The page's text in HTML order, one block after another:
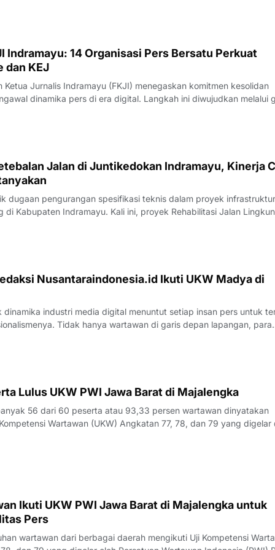
Indramayu: 14 Organisasi Pers Bersatu Perkuat
dan KEJ
Ketua Jurnalis Indramayu (FKJI) menegaskan komitmen kesolidan
dinamika pers di era digital. Langkah ini diwujudkan melalui
bertempat di Rumah Makan Payoe, Jalan Olahraga, Indramayu,
Jalan di Juntikedokan Indramayu, Kinerja
dugaan pengurangan spesifikasi teknis dalam proyek
di Kabupaten Indramayu. Kali ini, proyek Rehabilitasi Jalan
Kecamatan Juntinyuat, berada di bawah sorotan tajam lantaran
Nusantaraindonesia.id Ikuti UKW Madya di
dinamika industri media digital menuntut setiap insan pers untuk
Tidak hanya wartawan di garis depan lapangan, para
merasa perlu kembali bercermin dan menguji kapasitas diri demi
Lulus UKW PWI Jawa Barat di Majalengka
56 dari 60 peserta atau 93,33 persen wartawan dinyatakan
Wartawan (UKW) Angkatan 77, 78, dan 79 yang digelar
Juli 2026.Penguji UKW, Rita, menyampaikan hasil evaluasi akhir
Ikuti UKW PWI Jawa Barat di Majalengka untuk
Pers
wartawan dari berbagai daerah mengikuti Uji Kompetensi